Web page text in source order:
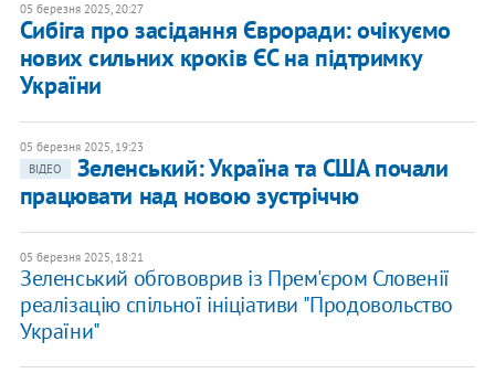
05 березня 2025, 20:27
Сибіга про засідання Євроради: очікуємо
нових сильних кроків ЄС на підтримку
України
05 березня 2025, 19:23
ВІДЕО
Зеленський: Україна та США почали
працювати над новою зустріччю
05 березня 2025, 18:21
Зеленський обгововрив із Прем'єром Словенії
реалізацію спільної ініціативи "Продовольство
України"